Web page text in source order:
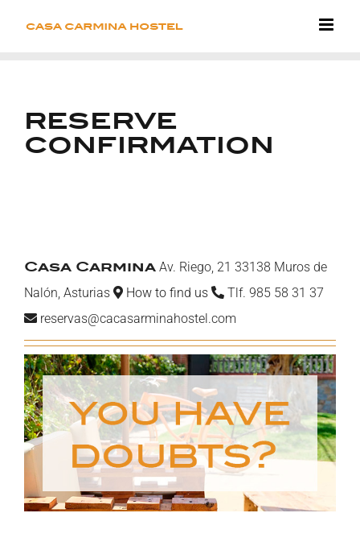
RESERVE
CONFIRMATION
Casa Carmina Av. Riego, 21 33138 Muros de
Nalón, Asturias
How to find us
Tlf. 985 58 31 37
reservas@cacasarminahostel.com